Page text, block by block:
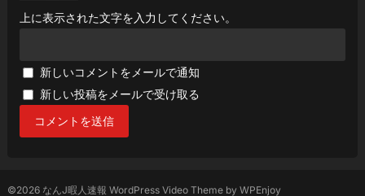
上に表示された文字を入力してください。
新しいコメントをメールで通知
新しい投稿をメールで受け取る
©2026 なんJ暇人速報 WordPress Video Themeby WPEnjoy